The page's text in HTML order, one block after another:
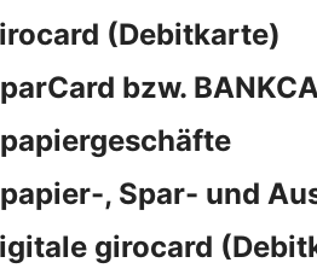
(Debitkarte)
bzw.
, Spar- und
girocard